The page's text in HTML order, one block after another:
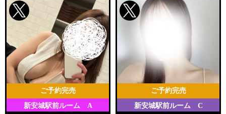
新安城駅前ルーム A
ご予約完売
新安城駅前ルーム C
ご予約完売